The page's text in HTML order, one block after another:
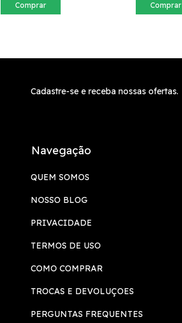
Comprar Comprar
Cadastre-se e receba nossas ofertas.
Navegação
QUEM SOMOS
NOSSO BLOG
PRIVACIDADE
TERMOS DE USO
COMO COMPRAR
TROCAS E DEVOLUÇOES
PERGUNTAS FREQUENTES